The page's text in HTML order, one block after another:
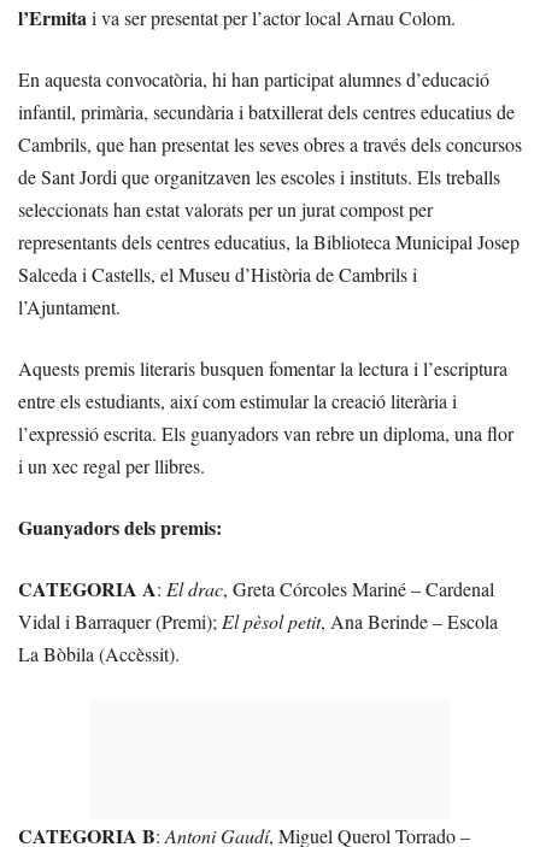
l’Ermitai va ser presentat per l’actor local Arnau Colom.
En aquesta convocatòria, hi han participat alumnes d’educació
infantil, primària, secundària i batxillerat dels centres educatius de
Cambrils, que han presentat les seves obres a través dels concursos
de Sant Jordi que organitzaven les escoles i instituts. Els treballs
seleccionats han estat valorats per un jurat compost per
representants dels centres educatius, la Biblioteca Municipal Josep
Salceda i Castells, el Museu d’Història de Cambrils i
l’Ajuntament.
Aquests premis literaris busquen fomentar la lectura i l’escriptura
entre els estudiants, així com estimular la creació literària i
l’expressió escrita. Els guanyadors van rebre un diploma, una flor
i un xec regal per llibres.
Guanyadors dels premis:
CATEGORIA A: El drac, Greta Córcoles Mariné – Cardenal
Vidal i Barraquer (Premi); El pèsol petit, Ana Berinde – Escola
La Bòbila (Accèssit).
CATEGORIA B: Antoni Gaudí, Miguel Querol Torrado –